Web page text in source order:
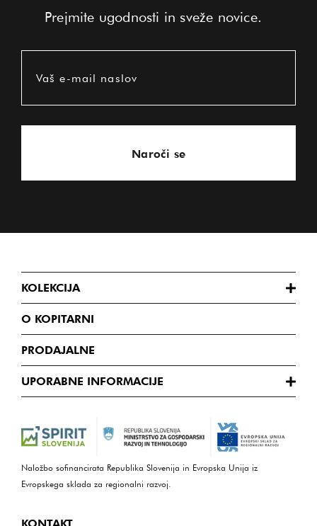
Prejmite ugodnosti in sveže novice.
Vaš e-mail naslov
Naroči se
KOLEKCIJA
O KOPITARNI
PRODAJALNE
UPORABNE INFORMACIJE
Naložbo sofinancirata Republika Slovenija in Evropska Unija iz
Evropskega sklada za regionalni razvoj.